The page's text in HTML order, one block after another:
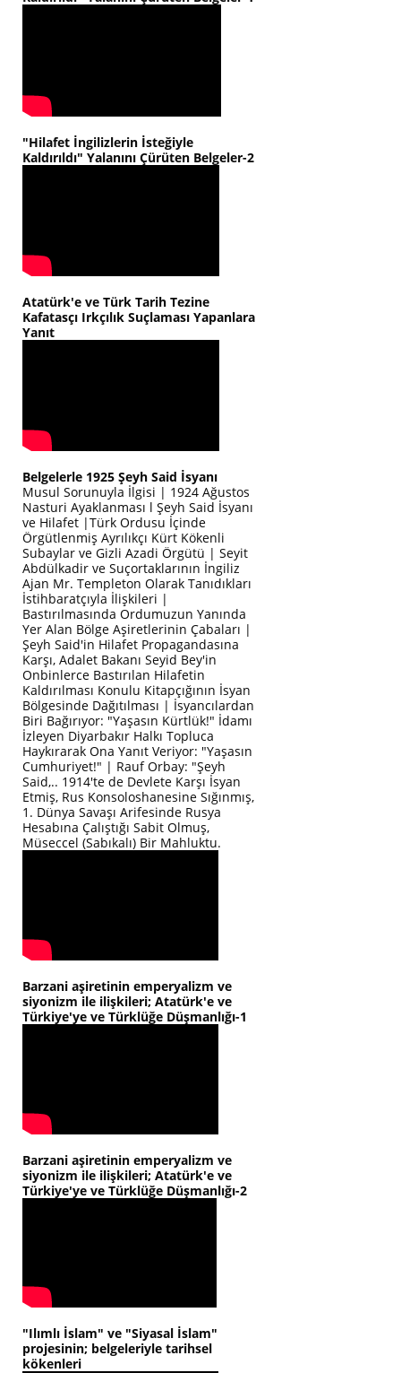
"Hilafet İngilizlerin İsteğiyle
Kaldırıldı" Yalanını Çürüten Belgeler-2
Atatürk'e ve Türk Tarih Tezine
Kafatasçı Irkçılık Suçlaması Yapanlara
Yanıt
Belgelerle 1925 Şeyh Said İsyanı
Musul Sorunuyla İlgisi | 1924 Ağustos
Nasturi Ayaklanması l Şeyh Said İsyanı
ve Hilafet |Türk Ordusu İçinde
Örgütlenmiş Ayrılıkçı Kürt Kökenli
Subaylar ve Gizli Azadi Örgütü | Seyit
Abdülkadir ve Suçortaklarının İngiliz
Ajan Mr. Templeton Olarak Tanıdıkları
İstihbaratçıyla İlişkileri |
Bastırılmasında Ordumuzun Yanında
Yer Alan Bölge Aşiretlerinin Çabaları |
Şeyh Said'in Hilafet Propagandasına
Karşı, Adalet Bakanı Seyid Bey'in
Onbinlerce Bastırılan Hilafetin
Kaldırılması Konulu Kitapçığının İsyan
Bölgesinde Dağıtılması | İsyancılardan
Biri Bağırıyor: "Yaşasın Kürtlük!" İdamı
İzleyen Diyarbakır Halkı Topluca
Haykırarak Ona Yanıt Veriyor: "Yaşasın
Cumhuriyet!" | Rauf Orbay: "Şeyh
Said,.. 1914'te de Devlete Karşı İsyan
Etmiş, Rus Konsoloshanesine Sığınmış,
1. Dünya Savaşı Arifesinde Rusya
Hesabına Çalıştığı Sabit Olmuş,
Müseccel (Sabıkalı) Bir Mahluktu.
Barzani aşiretinin emperyalizm ve
siyonizm ile ilişkileri; Atatürk'e ve
Türkiye'ye ve Türklüğe Düşmanlığı-1
Barzani aşiretinin emperyalizm ve
siyonizm ile ilişkileri; Atatürk'e ve
Türkiye'ye ve Türklüğe Düşmanlığı-2
"Ilımlı İslam" ve "Siyasal İslam"
projesinin; belgeleriyle tarihsel
kökenleri